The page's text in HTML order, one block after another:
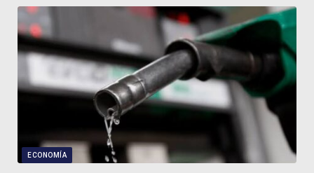
ECONOMÍA